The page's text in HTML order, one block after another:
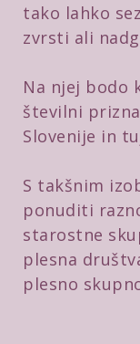
tako lahko
zvrsti ali
Na njej bodo
številni
Slovenije in
S takšnim
ponuditi
starostne
plesna
plesno